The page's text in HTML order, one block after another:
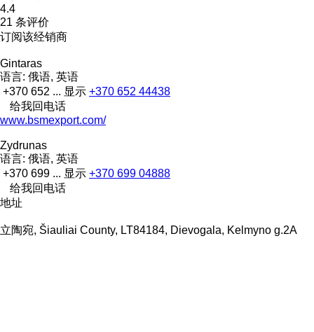
4.4
21 条评价
订阅该经销商
Gintaras
语言: 俄语, 英语
+370 652 ... 显示 +370 652 44438
给我回电话
www.bsmexport.com/
Zydrunas
语言: 俄语, 英语
+370 699 ... 显示 +370 699 04888
给我回电话
地址
立陶宛, Šiauliai County, LT84184, Dievogala, Kelmyno g.2A